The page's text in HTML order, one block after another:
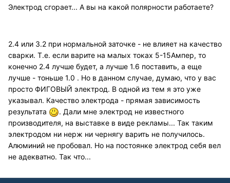
Электрод сгорает... А вы на какой полярности работаете?
2.4 или 3.2 при нормальной заточке - не влияет на качество
сварки. Т.е. если варите на малых токах 5-15Ампер, то
конечно 2.4 лучше будет, а лучше 1.6 поставить, а еще
лучше - тоньше 1.0 . Но в данном случае, думаю, что у вас
просто ФИГОВЫЙ электрод. В одной из тем я это уже
указывал. Качество электрода - прямая зависимость
результата
. Дали мне электрод не известного
производителя, на выставке в виде рекламы... Так таким
электродом ни нерж ни чернягу варить не получилось.
Алюминий не пробовал. Но на постоянке электрод себя вел
не адекватно. Так что...